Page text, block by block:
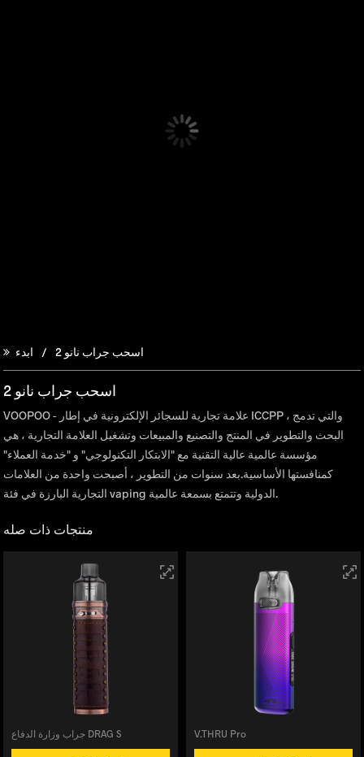
ابدء اسحب جراب نانو 2
اسحب جراب نانو 2
VOOPOO - علامة تجارية للسجائر الإلكترونية في إطار ICCPP ، والتي تدمج
البحث والتطوير في المنتج والتصنيع والمبيعات وتشغيل العلامة التجارية ، هي
مؤسسة عالمية عالية التقنية مع "الابتكار التكنولوجي" و "خدمة العملاء"
كمنافستها الأساسية.بعد سنوات من التطوير ، أصبحت واحدة من العلامات
التجارية البارزة في فئة vaping الدولية وتتمتع بسمعة عالمية.
منتجات ذات صله
جراب وزارة الدفاع DRAG S V.THRU Pro